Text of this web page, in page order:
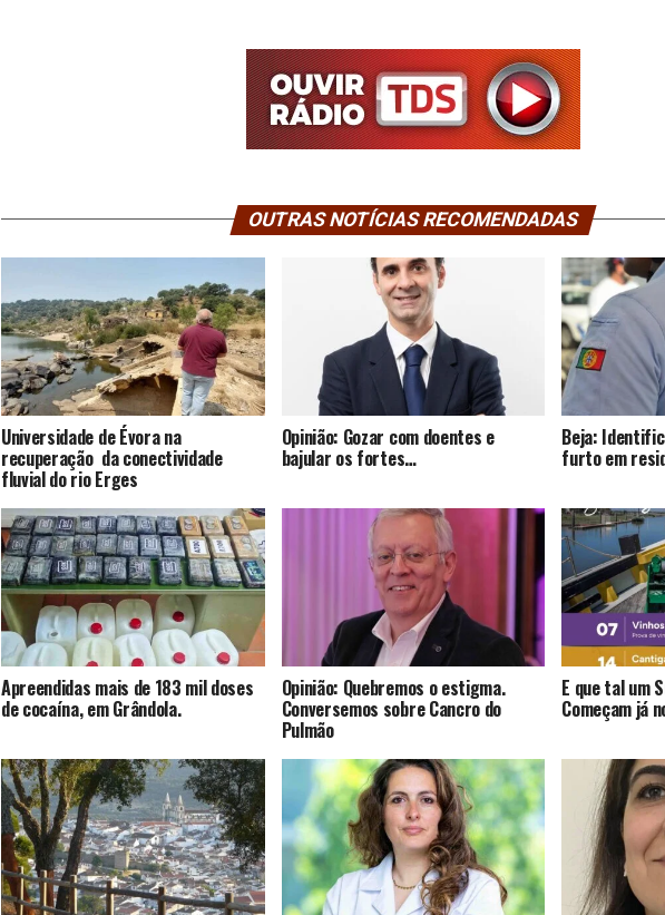
OUTRAS NOTÍCIAS RECOMENDADAS
Universidade de Évora na
recuperação da conectividade
fluvial do rio Erges
Opinião: Gozar com doentes e
bajular os fortes…
Beja:
furto em
Apreendidas mais de 183 mil doses
de cocaína, em Grândola.
Opinião: Quebremos o estigma.
Conversemos sobre Cancro do
Pulmão
E que tal um
Começam já